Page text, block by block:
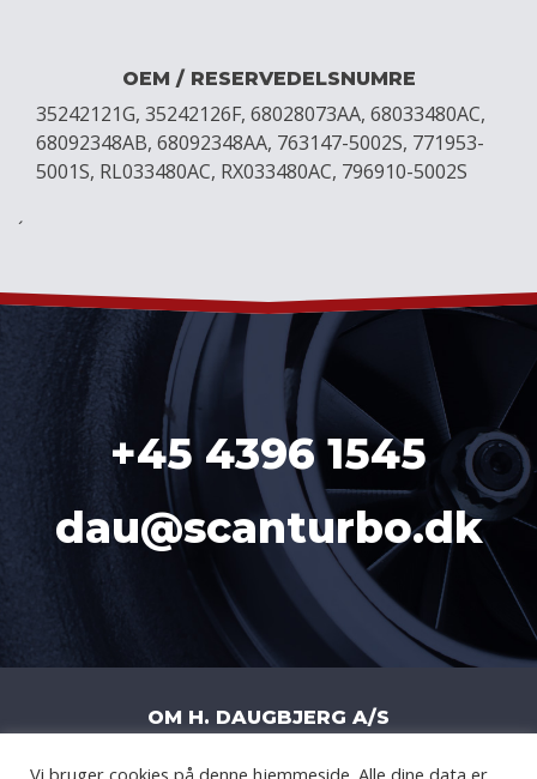
OEM / RESERVEDELSNUMRE
35242121G, 35242126F, 68028073AA, 68033480AC,
68092348AB, 68092348AA, 763147-5002S, 771953-
5001S, RL033480AC, RX033480AC, 796910-5002S
´
+45 4396 1545
dau@scanturbo.dk
OM H. DAUGBJERG A/S
Vi bruger cookies på denne hjemmeside. Alle dine data er